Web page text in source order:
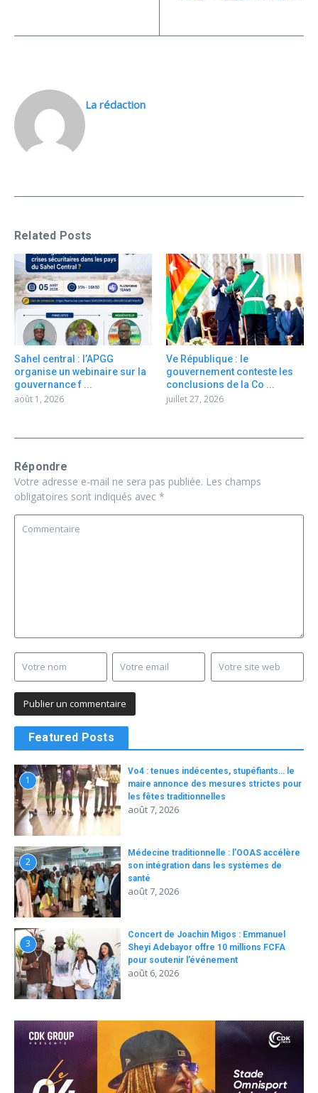
La rédaction
Related Posts
Sahel central : l’APGG
organise un webinaire sur la
gouvernance f ...
août 1, 2026
Ve République : le
gouvernement conteste les
conclusions de la Co ...
juillet 27, 2026
Répondre
Votre adresse e-mail ne sera pas publiée. Les champs
obligatoires sont indiqués avec *
Featured Posts
1
Vo4 : tenues indécentes, stupéfiants… le
maire annonce des mesures strictes pour
les fêtes traditionnelles
août 7, 2026
2
Médecine traditionnelle : l’OOAS accélère
son intégration dans les systèmes de
santé
août 7, 2026
3
Concert de Joachin Migos : Emmanuel
Sheyi Adebayor offre 10 millions FCFA
pour soutenir l’événement
août 6, 2026